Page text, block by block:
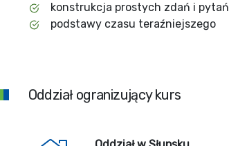
konstrukcja prostych zdań i pytań
podstawy czasu teraźniejszego
Oddział ogranizujący kurs